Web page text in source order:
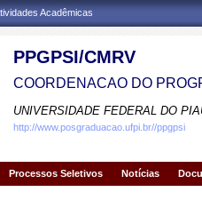
Acadêmicas
PPGPSI/CMRV
COORDENACAO DO
UNIVERSIDADE FEDERAL DO
http://www.posgraduacao.ufpi.br//ppgpsi
Processos Seletivos Notícias